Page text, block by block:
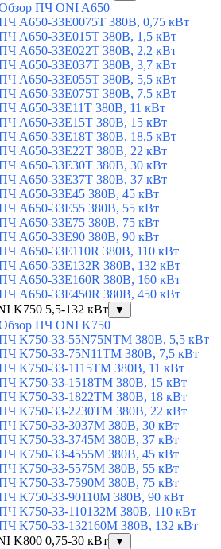
ПЧ ONI A650
A650-33E0075T 380В, 0,75 кВт
A650-33E015T 380В, 1,5 кВт
A650-33E022T 380В, 2,2 кВт
A650-33E037T 380В, 3,7 кВт
A650-33E055T 380В, 5,5 кВт
A650-33E075T 380В, 7,5 кВт
A650-33E11T 380В, 11 кВт
A650-33E15T 380В, 15 кВт
A650-33E18T 380В, 18,5 кВт
A650-33E22T 380В, 22 кВт
A650-33E30T 380В, 30 кВт
A650-33E37T 380В, 37 кВт
A650-33E45 380В, 45 кВт
A650-33E55 380В, 55 кВт
A650-33E75 380В, 75 кВт
A650-33E90 380В, 90 кВт
A650-33E110R 380В, 110 кВт
A650-33E132R 380В, 132 кВт
A650-33E160R 380В, 160 кВт
A650-33E450R 380В, 450 кВт
K750 5,5-132 кВт
▼
ПЧ ONI K750
K750-33-55N75NTM 380В, 5,5 кВт
K750-33-75N11TM 380В, 7,5 кВт
K750-33-1115TM 380В, 11 кВт
K750-33-1518TM 380В, 15 кВт
K750-33-1822TM 380В, 18 кВт
K750-33-2230TM 380В, 22 кВт
K750-33-3037M 380В, 30 кВт
K750-33-3745M 380В, 37 кВт
K750-33-4555M 380В, 45 кВт
K750-33-5575M 380В, 55 кВт
K750-33-7590M 380В, 75 кВт
K750-33-90110M 380В, 90 кВт
K750-33-110132M 380В, 110 кВт
K750-33-132160M 380В, 132 кВт
K800 0,75-30 кВт
▼